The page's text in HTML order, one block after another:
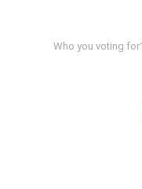
Who you voting